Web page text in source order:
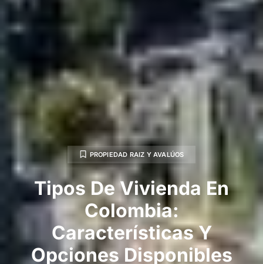
PROPIEDAD RAIZ Y AVALÚOS
Tipos De Vivienda En
Colombia:
Características Y
Opciones Disponibles